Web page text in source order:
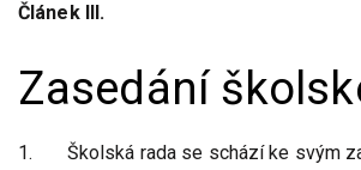
Článek III.
Zasedání
1. Školská rada se schází ke svým